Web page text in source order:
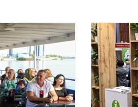
Общая информация
Как добраться
Люди, прославившие Алтай
Карты и буклеты